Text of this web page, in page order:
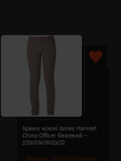
Модель: 2126006(James
Брюки жіночі James Harvest
Chino Officer бежевий -
21260061802632